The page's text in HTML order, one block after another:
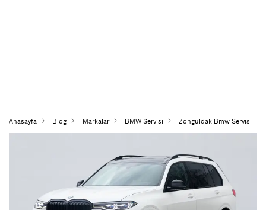
Anasayfa Blog Markalar BMW Servisi Zonguldak Bmw Servisi